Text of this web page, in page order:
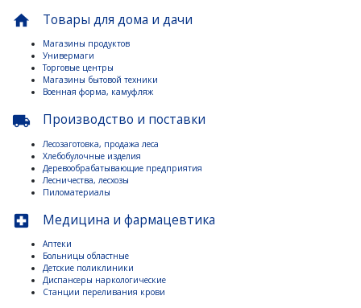
home Товары для дома и дачи
Магазины продуктов
Универмаги
Торговые центры
Магазины бытовой техники
Военная форма, камуфляж
local_shipping Производство и поставки
Лесозаготовка, продажа леса
Хлебобулочные изделия
Деревообрабатывающие предприятия
Лесничества, лесхозы
Пиломатериалы
local_hospital Медицина и фармацевтика
Аптеки
Больницы областные
Детские поликлиники
Диспансеры наркологические
Станции переливания крови